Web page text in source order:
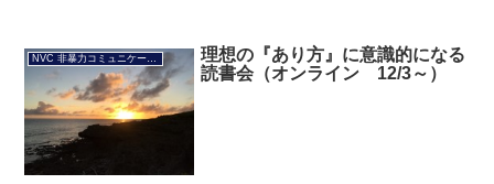
NVC 非暴力コミュニケーション
理想の『あり方』に意識的になる
読書会（オンライン 12/3～）